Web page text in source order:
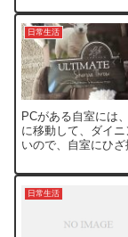
日常生活
PCがある自室には
に移動して、ダイ
いので、自室にひ
日常生活